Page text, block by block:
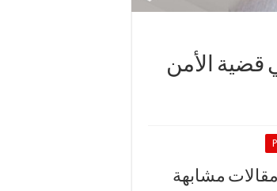
قضية الأمن
مقالات مشابهة